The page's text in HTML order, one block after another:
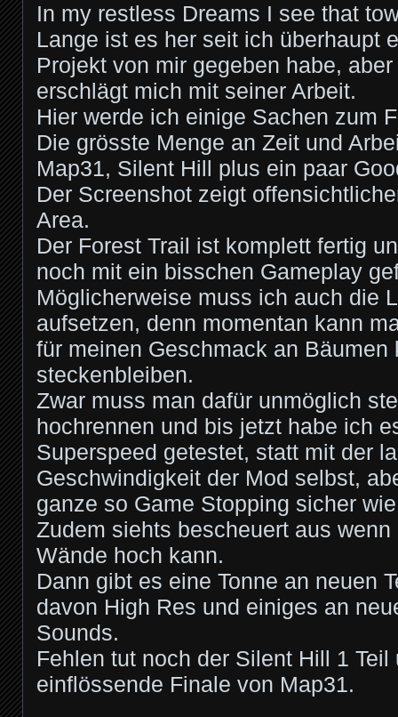
In my restless Dreams I see that
Lange ist es her seit ich überhaupt
Projekt von mir gegeben habe,
erschlägt mich mit seiner Arbeit.
Hier werde ich einige Sachen zum
Die grösste Menge an Zeit und
Map31, Silent Hill plus ein paar
Der Screenshot zeigt
Area.
Der Forest Trail ist komplett fertig
noch mit ein bisschen Gameplay
Möglicherweise muss ich auch die
aufsetzen, denn momentan kann
für meinen Geschmack an Bäumen
steckenbleiben.
Zwar muss man dafür unmöglich
hochrennen und bis jetzt habe ich
Superspeed getestet, statt mit der
Geschwindigkeit der Mod selbst,
ganze so Game Stopping sicher
Zudem siehts bescheuert aus
Wände hoch kann.
Dann gibt es eine Tonne an neuen
davon High Res und einiges an
Sounds.
Fehlen tut noch der Silent Hill 1 Teil
einflössende Finale von Map31.